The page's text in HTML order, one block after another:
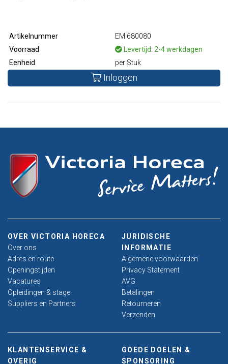
Artikelnummer
EM.680080
Voorraad
Levertijd: 2-4 werkdagen
Eenheid
per Stuk
Inloggen
OVER VICTORIA HORECA
Over ons
Adres en route
Openingstijden
Vacatures
Opleidingen & stage
Suppliers en Partners
JURIDISCHE
INFORMATIE
Algemene voorwaarden
Privacy Statement
AVG
Betalingen
Retourneren
Verzenden
KLANTENSERVICE &
OVERIG
GOEDE DOELEN &
SPONSORING